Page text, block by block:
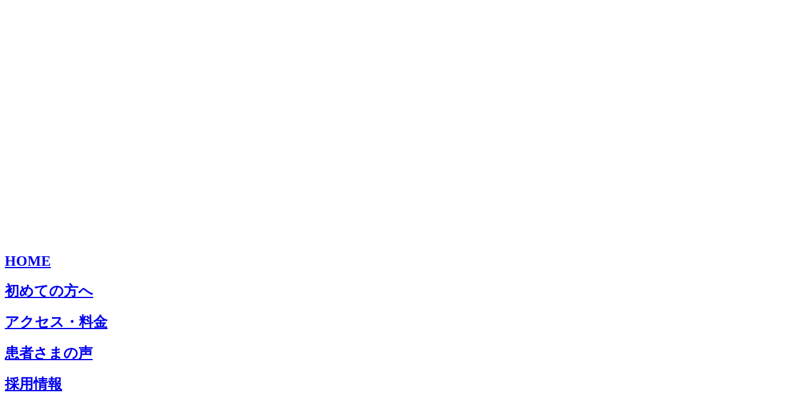
HOME
初めての方へ
アクセス・料金
患者さまの声
採用情報